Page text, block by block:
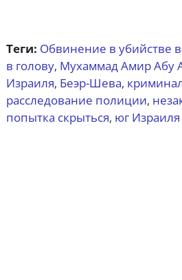
Теги: Обвинение в убийстве
в голову, Мухаммад Амир Абу
Израиля, Беэр-Шева,
расследование полиции,
попытка скрыться, юг Израиля